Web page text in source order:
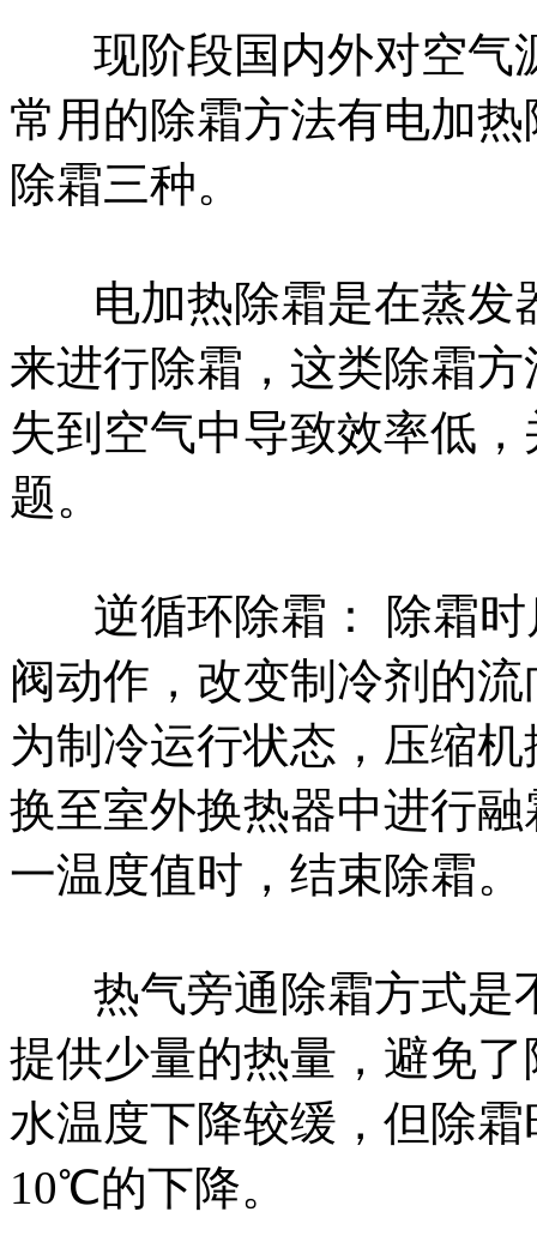
现阶段国内外对空气
常用的除霜方法有电加
除霜三种。
电加热除霜是在蒸发
来进行除霜，这类除霜
失到空气中导致效率低
题。
逆循环除霜： 除霜
阀动作，改变制冷剂的
为制冷运行状态，压缩
换至室外换热器中进行
一温度值时，结束除霜。
热气旁通除霜方式是
提供少量的热量，避免
水温度下降较缓，但除
10℃的下降。